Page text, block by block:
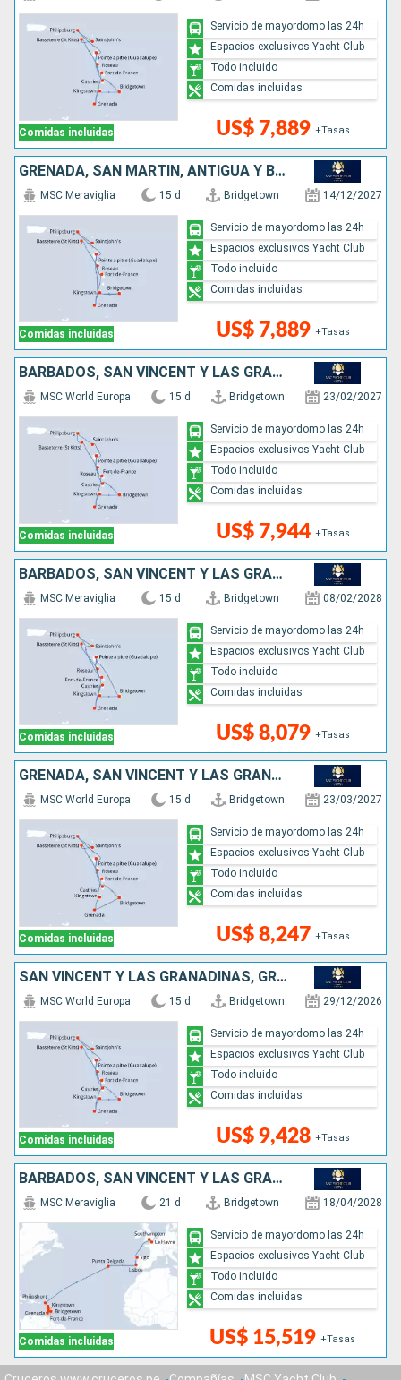
Comidas incluidas US$ 7,889 +Tasas
Servicio de mayordomo las 24h
Espacios exclusivos Yacht Club
Todo incluido
Comidas incluidas
GRENADA, SAN MARTÍN, ANTIGUA Y BARBUDA, DOMINICA, SAN VINCENT Y LAS GRANADINAS, BARBADOS
Comidas incluidas
MSC Meraviglia 15 d Bridgetown 14/12/2027
US$ 7,889 +Tasas
Servicio de mayordomo las 24h
Espacios exclusivos Yacht Club
Todo incluido
Comidas incluidas
BARBADOS, SAN VINCENT Y LAS GRANADINAS, GRENADA, ANTIGUA Y BARBUDA, SAN MARTÍN, DOMINICA, SANTA LUCIA
Comidas incluidas
MSC World Europa 15 d Bridgetown 23/02/2027
US$ 7,944 +Tasas
Servicio de mayordomo las 24h
Espacios exclusivos Yacht Club
Todo incluido
Comidas incluidas
BARBADOS, SAN VINCENT Y LAS GRANADINAS, SANTA LUCIA, GRENADA, DOMINICA, SAN MARTÍN, ANTIGUA Y BARBUDA
Comidas incluidas
MSC Meraviglia 15 d Bridgetown 08/02/2028
US$ 8,079 +Tasas
Servicio de mayordomo las 24h
Espacios exclusivos Yacht Club
Todo incluido
Comidas incluidas
GRENADA, SAN VINCENT Y LAS GRANADINAS, SAN MARTÍN, ANTIGUA Y BARBUDA, DOMINICA, SANTA LUCIA, BARBADOS
Comidas incluidas
MSC World Europa 15 d Bridgetown 23/03/2027
US$ 8,247 +Tasas
Servicio de mayordomo las 24h
Espacios exclusivos Yacht Club
Todo incluido
Comidas incluidas
SAN VINCENT Y LAS GRANADINAS, GRENADA, SAN MARTÍN, ANTIGUA Y BARBUDA, DOMINICA, SANTA LUCIA, BARBADOS
Comidas incluidas
MSC World Europa 15 d Bridgetown 29/12/2026
US$ 9,428 +Tasas
Servicio de mayordomo las 24h
Espacios exclusivos Yacht Club
Todo incluido
Comidas incluidas
BARBADOS, SAN VINCENT Y LAS GRANADINAS, GRENADA, SAN MARTÍN, PORTUGAL, ESPAÑA, FRANCIA, REINO UNIDO
Comidas incluidas
MSC Meraviglia 21 d Bridgetown 18/04/2028
US$ 15,519 +Tasas
Servicio de mayordomo las 24h
Espacios exclusivos Yacht Club
Todo incluido
Comidas incluidas